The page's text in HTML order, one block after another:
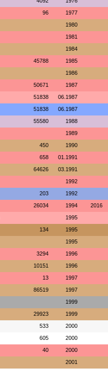
96 1977
1980
1981
1984
45788 1985
1986
50671 1987
51838 06.1987
51838 06.1987
55580 1988
1989
450 1990
658 01.1991
64626 03.1991
1992
203 1992
26034 1994 2016
1995
134 1995
1995
3294 1996
10151 1996
13 1997
86519 1997
1999
29923 1999
533 2000
605 2000
40 2000
2001